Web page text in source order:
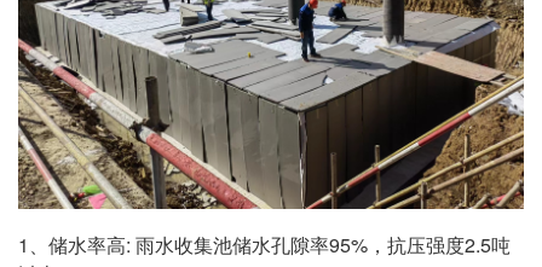
1、储水率高: 雨水收集池储水孔隙率95%，抗压强度2.5吨